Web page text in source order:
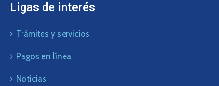
Ligas de interés
Trámites y servicios
Pagos en línea
Noticias